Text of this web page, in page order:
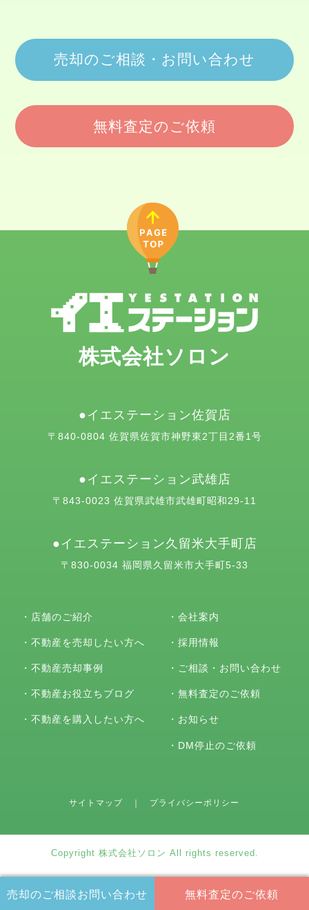
売却のご相談お問い合わせ 無料査定のご依頼
売却のご相談・お問い合わせ
無料査定のご依頼
株式会社ソロン
イエステーション佐賀店
〒840-0804 佐賀県佐賀市神野東2丁目2番1号
イエステーション武雄店
〒843-0023 佐賀県武雄市武雄町昭和29-11
イエステーション久留米大手町店
〒830-0034 福岡県久留米市大手町5-33
・ 店舗のご紹介
・不動産を売却したい方へ
・不動産売却事例
・不動産お役立ちブログ
・不動産を購入したい方へ
・会社案内
・採用情報
・ ご相談・お問い合わせ
・無料査定のご依頼
・ お知らせ
・ DM停止のご依頼
サイトマップ ｜ プライバシーポリシー
Copyright 株式会社ソロン All rights reserved.